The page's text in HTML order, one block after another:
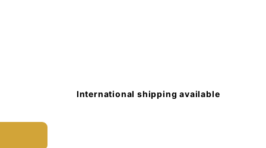
International shipping available